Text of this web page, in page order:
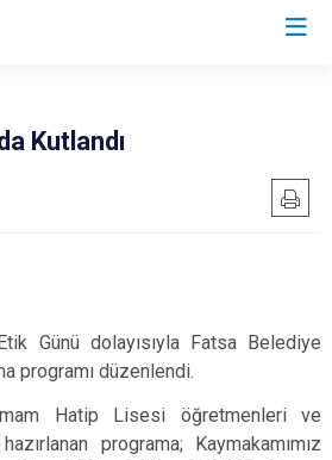
Mesudiye
Perşembe
Ulubey
Ünye
Kutlandı
Günü dolayısıyla Fatsa Belediye
programı düzenlendi.
Hatip Lisesi öğretmenleri ve
programa; Kaymakamımız